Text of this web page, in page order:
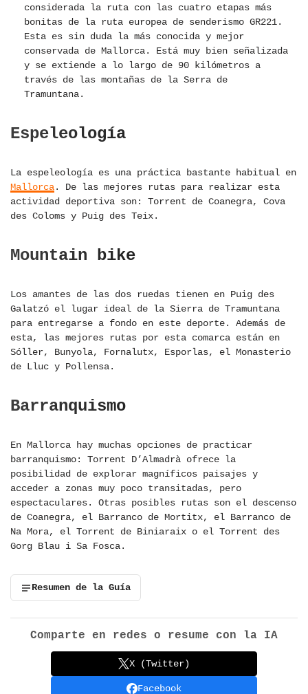
considerada la ruta con las cuatro etapas más
bonitas de la ruta europea de senderismo GR221.
Esta es sin duda la más conocida y mejor
conservada de Mallorca. Está muy bien señalizada
y se extiende a lo largo de 90 kilómetros a
través de las montañas de la Serra de
Tramuntana.
Espeleología
La espeleología es una práctica bastante habitual en
Mallorca. De las mejores rutas para realizar esta
actividad deportiva son: Torrent de Coanegra, Cova
des Coloms y Puig des Teix.
Mountain bike
Los amantes de las dos ruedas tienen en Puig des
Galatzó el lugar ideal de la Sierra de Tramuntana
para entregarse a fondo en este deporte. Además de
esta, las mejores rutas por esta comarca están en
Sóller, Bunyola, Fornalutx, Esporlas, el Monasterio
de Lluc y Pollensa.
Barranquismo
En Mallorca hay muchas opciones de practicar
barranquismo: Torrent D’Almadrà ofrece la
posibilidad de explorar magníficos paisajes y
acceder a zonas muy poco transitadas, pero
espectaculares. Otras posibles rutas son el descenso
de Coanegra, el Barranco de Mortitx, el Barranco de
Na Mora, el Torrent de Biniaraix o el Torrent des
Gorg Blau i Sa Fosca.
Resumen de la Guía
Comparte en redes o resume con la IA
X (Twitter)
Facebook